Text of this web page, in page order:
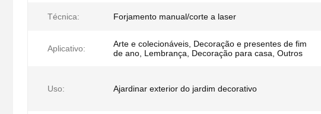
Técnica: Forjamento manual/corte a laser
Aplicativo:
Arte e colecionáveis, Decoração e presentes de fim
de ano, Lembrança, Decoração para casa, Outros
Uso: Ajardinar exterior do jardim decorativo